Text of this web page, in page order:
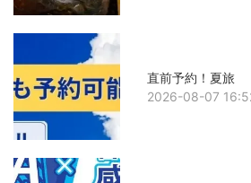
直前予約！夏旅
2026-08-07